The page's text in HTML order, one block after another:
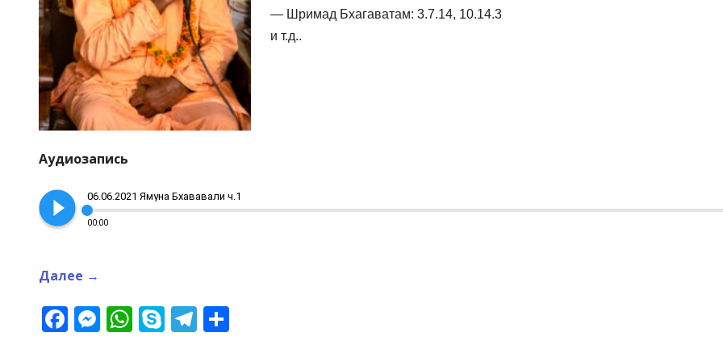
— Шримад Бхагаватам: 3.7.14, 10.14.3
и т.д..
Аудиозапись
play_circle_filled 06.06.2021 Ямуна Бхававали ч.1
00:00
Далее →
Facebook
Messenger
WhatsApp
SkypeTelegram